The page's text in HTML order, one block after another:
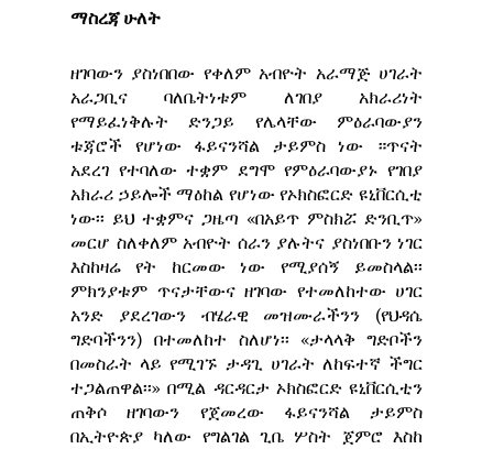
ማስረጃ ሁለት
ዘገባውን ያስነበበው የቀለም አብዮት አራማጅ ሀገራት
አራጋቢና ባለቤትነቱም ለገበያ አክራሪነት
የማይፈነቅሉት ድንጋይ የሌላቸው ምዕራባውያን
ቱጃሮች የሆነው ፋይናንሻል ታይምስ ነው ።ጥናት
አደረገ የተባለው ተቋም ደግሞ የምዕራባውያኑ የገበያ
አክራሪ ኃይሎች ማዕከል የሆነው የኦክስፎርድ ዩኒቨርሲቲ
ነው፡፡ ይህ ተቋምና ጋዜጣ «በአይጥ ምስክሯ ድንቢጥ»
መርሆ ስለቀለም አብዮት ሰራን ያሉትና ያስነበቡን ነገር
እስከዛሬ የት ከርመው ነው የሚያሰኝ ይመስላል፡፡
ምክንያቱም ጥናታቸውና ዘገባው የተመለከተው ሀገር
አንድ ያደረገውን ብሄራዊ መዝሙራችንን (የህዳሴ
ግድባችንን) በተመለከተ ስለሆነ፡፡ «ታላላቅ ግድቦችን
በመስራት ላይ የሚገኙ ታዳጊ ሀገራት ለከፍተኛ ችግር
ተጋልጠዋል፡፡» በሚል ዳርዳርታ ኦክስፎርድ ዩኒቨርሲቲን
ጠቅሶ ዘገባውን የጀመረው ፋይናንሻል ታይምስ
በኢትዮጵያ ካለው የግልገል ጊቤ ሦስት ጀምሮ እስከ